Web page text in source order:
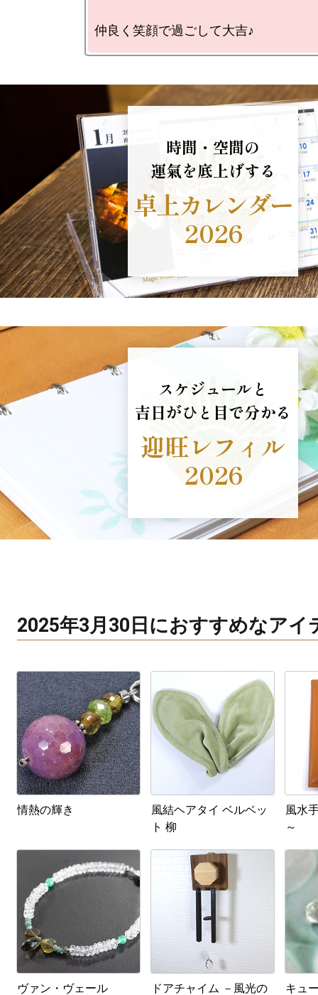
仲良く笑顔で過ごして大吉♪
時間・空間の
運氣を底上げする
卓上カレンダー
2026
スケジュールと
吉日がひと目で分かる
迎旺レフィル
2026
2025年3月30日におすすめなアイ
情熱の輝き
風結ヘアタイ ベルベッ
ト 柳
風水
～
ヴァン・ヴェール ドアチャイム －風光の キュ